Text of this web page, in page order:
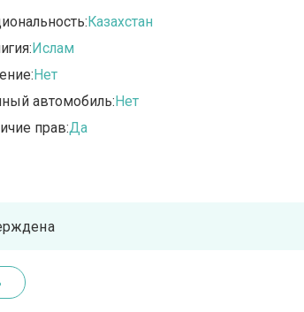
Казахстан
Ислам
Нет
автомобиль:Нет
прав:Да